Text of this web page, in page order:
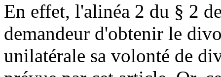
En effet, l'alinéa 2 du § 2
demandeur d'obtenir le
unilatérale sa volonté de